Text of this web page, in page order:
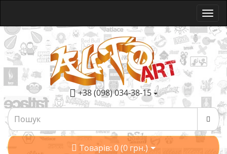
+38 (098) 034-38-15
Товарів: 0 (0 грн.)